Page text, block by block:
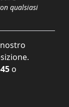
qualsiasi
o